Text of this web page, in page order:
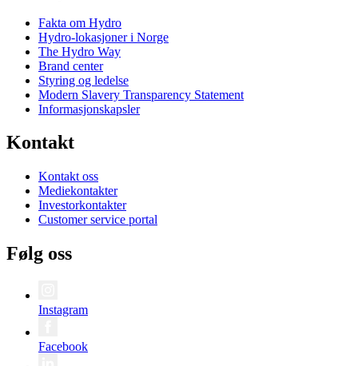
Fakta om Hydro
Hydro-lokasjoner i Norge
The Hydro Way
Brand center
Styring og ledelse
Modern Slavery Transparency Statement
Informasjonskapsler
Kontakt
Kontakt oss
Mediekontakter
Investorkontakter
Customer service portal
Følg oss
Instagram
Facebook